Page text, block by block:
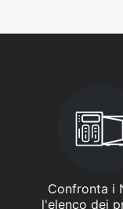
Confronta i
l'elenco dei